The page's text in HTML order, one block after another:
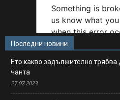
Последни новини
Ето какво задължително
чанта
27.07.2023